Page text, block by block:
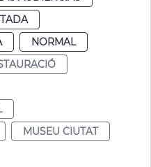
NORMAL
MUSEU CIUTAT